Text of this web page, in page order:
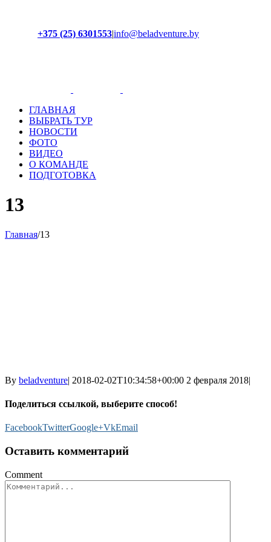
+375 (25) 6301553|info@beladventure.by
ГЛАВНАЯ
ВЫБРАТЬ ТУР
НОВОСТИ
ФОТО
ВИДЕО
О КОМАНДЕ
ПОДГОТОВКА
13
Главная/13
By beladventure| 2018-02-02T10:34:58+00:00 2 февраля 2018|
Поделиться ссылкой, выберите способ!
FacebookTwitterGoogle+VkEmail
Оставить комментарий
Comment